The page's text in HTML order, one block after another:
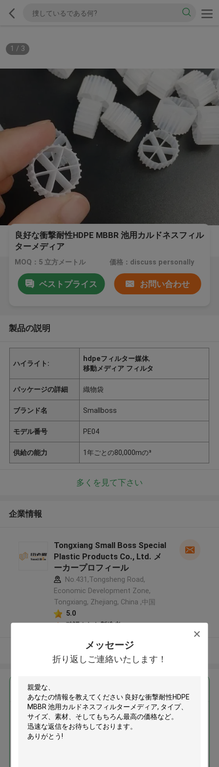
メッセージ
折り返しご連絡いたします！
1 / 3
良好な衝撃耐性HDPE MBBR 池用カルドネスフィル
ターメディア
MOQ：5 立方メートル 価格：discuss personally
ベストプライス お問い合わせ
製品の説明
ハイライト:
hdpeフィルター媒体,
移動メディア フィルタ
パッケージの詳細 織物袋
ブランド名 Smallboss
モデル番号 PE04
供給の能力 1年ごとの80,000mの³
多くを見て下さい
企業情報
Tongxiang Small Boss Special
Plastic Products Co., Ltd. メ
ーカープロフィール
No.431,Tongsheng Road,
Economic Development Zone,
Tongxiang, Zhejiang, China ,中国
5.0
確認された製造者
多くを見て下さい
良好な衝撃耐性HDPE MBBR 池用
カルドネスフィルターメディア